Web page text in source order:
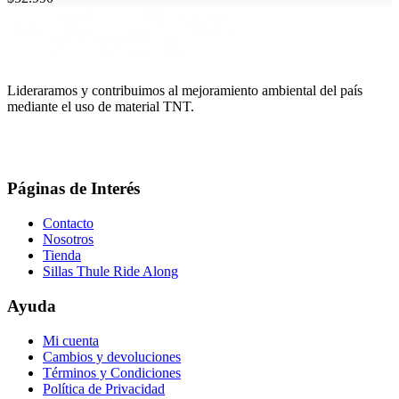
Lideraramos y contribuimos al mejoramiento ambiental del país
mediante el uso de material TNT.
Páginas de Interés
Contacto
Nosotros
Tienda
Sillas Thule Ride Along
Ayuda
Mi cuenta
Cambios y devoluciones
Términos y Condiciones
Política de Privacidad